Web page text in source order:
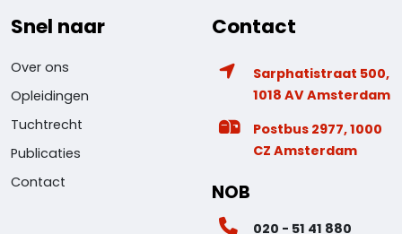
Snel naar
Over ons
Opleidingen
Tuchtrecht
Publicaties
Contact
Contact
Sarphatistraat 500,
1018 AV Amsterdam
Postbus 2977, 1000
CZ Amsterdam
NOB
020 - 51 41 880